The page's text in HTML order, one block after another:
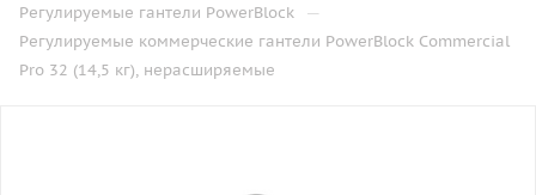
Регулируемые гантели PowerBlock —
Регулируемые коммерческие гантели PowerBlock Commercial
Pro 32 (14,5 кг), нерасширяемые